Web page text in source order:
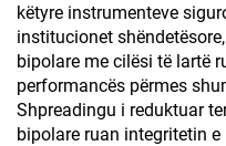
këtyre instrumenteve
institucionet
bipolare me cilësi të lartë
performancës përmes
Shpreadingu i reduktuar
bipolare ruan integritetin